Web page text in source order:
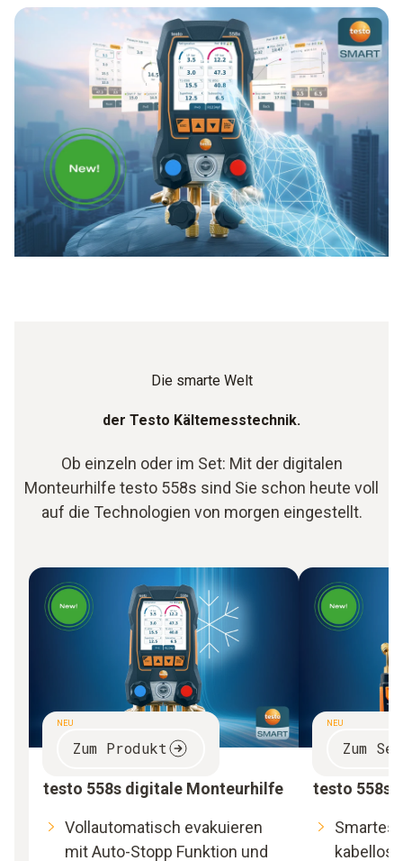
Die smarte Welt
der Testo Kältemesstechnik.
Ob einzeln oder im Set: Mit der digitalen
Monteurhilfe testo 558s sind Sie schon heute voll
auf die Technologien von morgen eingestellt.
NEU
Zum Produkt
testo 558s digitale Monteurhilfe
Vollautomatisch evakuieren
mit Auto-Stopp Funktion und
NEU
Zum Set
testo 558s
Smartes